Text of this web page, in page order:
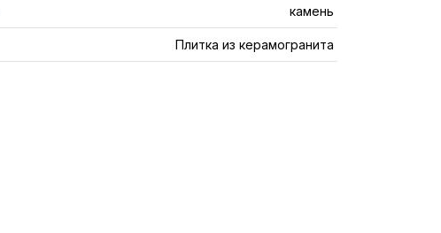
камень
Плитка из керамогранита